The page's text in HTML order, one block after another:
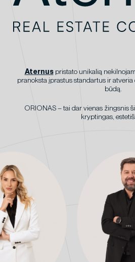
Aternuspristato unikalią
pranoksta įprastus standartus ir
būdą.
ORIONAS – tai dar vienas žingsnis
kryptingas,